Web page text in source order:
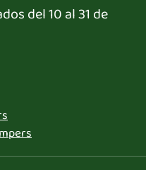
del 10 al 31 de